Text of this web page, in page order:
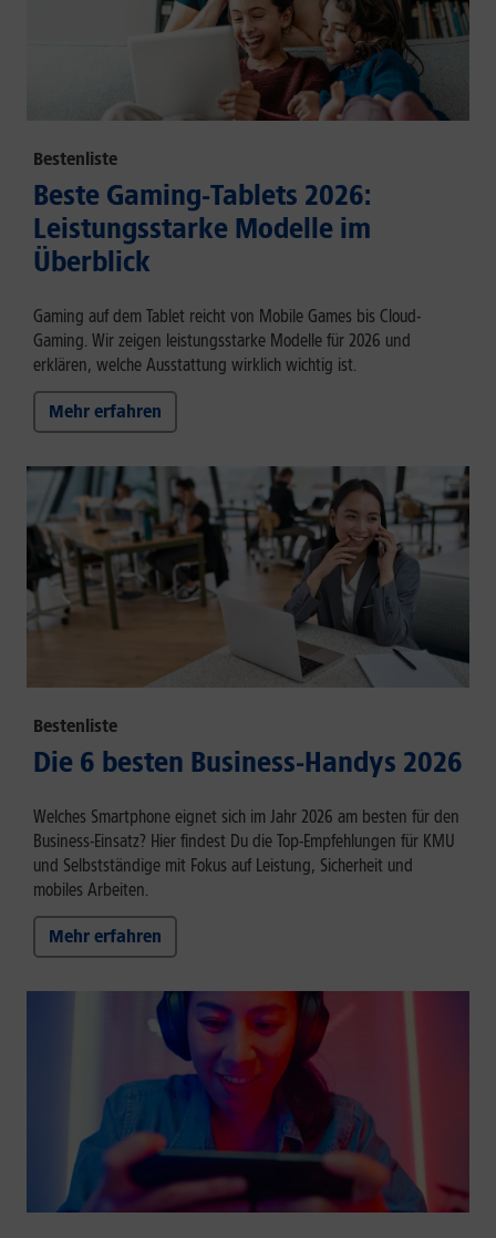
Bestenliste
Beste Gaming-Tablets 2026:
Leistungsstarke Modelle im
Überblick
Gaming auf dem Tablet reicht von Mobile Games bis Cloud-
Gaming. Wir zeigen leistungsstarke Modelle für 2026 und
erklären, welche Ausstattung wirklich wichtig ist.
Mehr erfahren
Bestenliste
Die 6 besten Business-Handys 2026
Welches Smartphone eignet sich im Jahr 2026 am besten für den
Business-Einsatz? Hier findest Du die Top-Empfehlungen für KMU
und Selbstständige mit Fokus auf Leistung, Sicherheit und
mobiles Arbeiten.
Mehr erfahren